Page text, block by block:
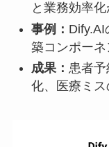
と業務効率化
事例： Dify.AI
築コンポーネ
成果： 患者
化、医療ミス